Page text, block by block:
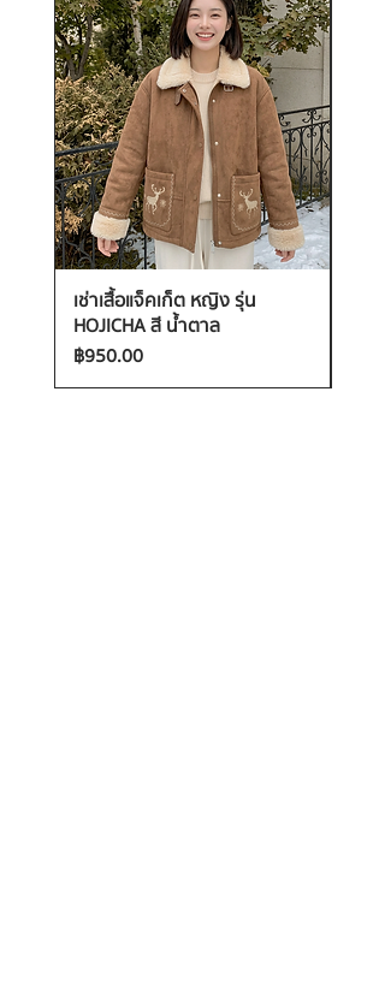
เช่าเสื้อแจ็คเก็ต หญิง รุ่น
HOJICHA สี น้ำตาล
ราคา
฿950.00